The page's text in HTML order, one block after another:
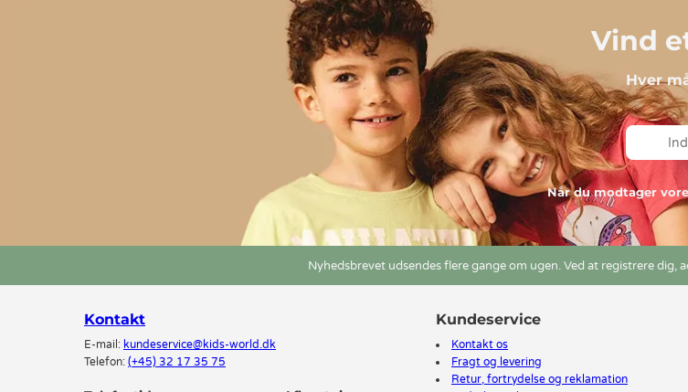
Vind
Hver
Når du modtager
Nyhedsbrevet udsendes flere gange om ugen. Ved at registrere dig,
Kontakt
E-mail: kundeservice@kids-world.dk
Telefon: (+45) 32 17 35 75
Kundeservice
Kontakt os
Fragt og levering
Retur, fortrydelse og reklamation